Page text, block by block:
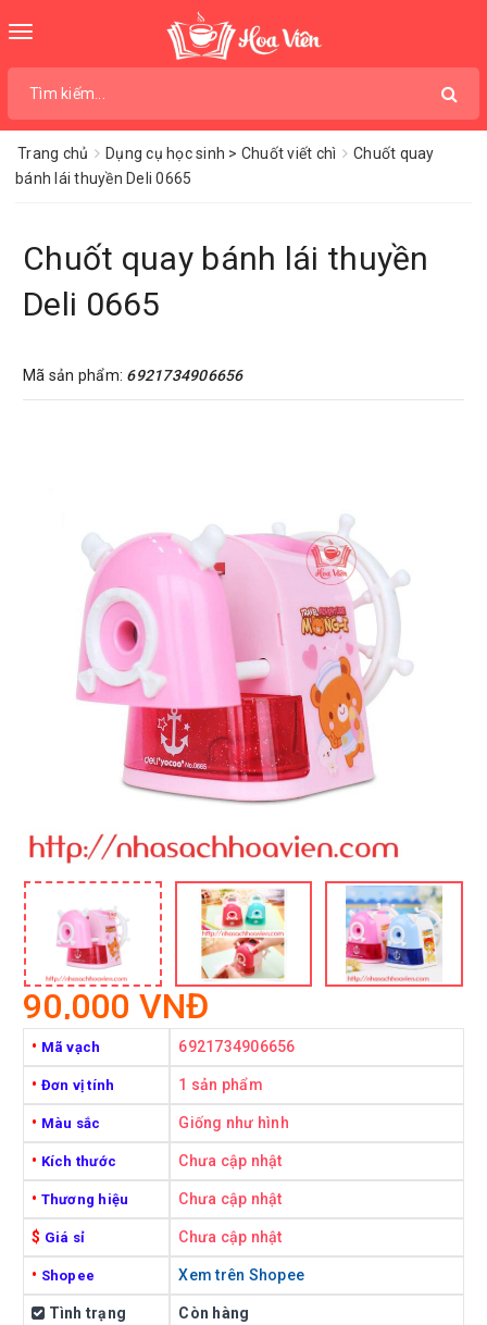
Toggle
Trang chủ Dụng cụ học sinh > Chuốt viết chì
Chuốt quay
bánh lái thuyền Deli 0665
Chuốt quay bánh lái thuyền
Deli 0665
Mã sản phẩm: 6921734906656
90,000 VNĐ
• Mã vạch 6921734906656
• Đơn vị tính 1 sản phẩm
• Màu sắc Giống như hình
• Kích thước Chưa cập nhật
• Thương hiệu Chưa cập nhật
$ Giá sỉ Chưa cập nhật
• Shopee Xem trên Shopee
Tình trạng Còn hàng